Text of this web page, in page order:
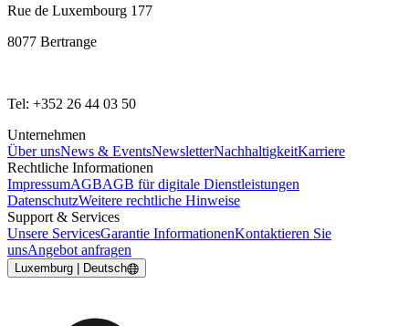
Rue de Luxembourg 177
8077 Bertrange
Tel: +352 26 44 03 50
Unternehmen
Über unsNews & EventsNewsletterNachhaltigkeitKarriere
Rechtliche Informationen
ImpressumAGBAGB für digitale Dienstleistungen
DatenschutzWeitere rechtliche Hinweise
Support & Services
Unsere ServicesGarantie InformationenKontaktieren Sie
unsAngebot anfragen
Luxemburg | Deutsch